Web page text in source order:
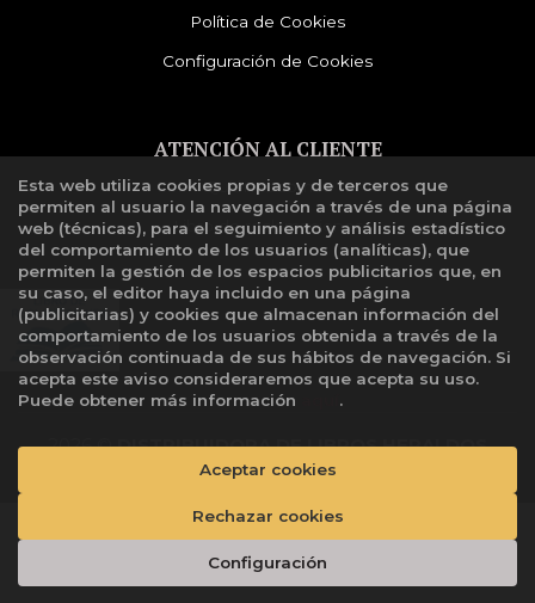
Añadir a mi cesta
Política de Cookies
Configuración de Cookies
ATENCIÓN AL CLIENTE
Quiénes somos
Libro de reclamaciones
2026 ©DISTRIBUIDORA DE LIBROS HERALDOS
. Todos los Derechos Reservados |
Esta web utiliza cookies propias y de terceros que
permiten al usuario la navegación a través de una página
web (técnicas), para el seguimiento y análisis estadístico
del comportamiento de los usuarios (analíticas), que
permiten la gestión de los espacios publicitarios que, en
su caso, el editor haya incluido en una página
(publicitarias) y cookies que almacenan información del
comportamiento de los usuarios obtenida a través de la
observación continuada de sus hábitos de navegación. Si
acepta este aviso consideraremos que acepta su uso.
Puede obtener más información
.
Configuración
Rechazar cookies
Aceptar cookies